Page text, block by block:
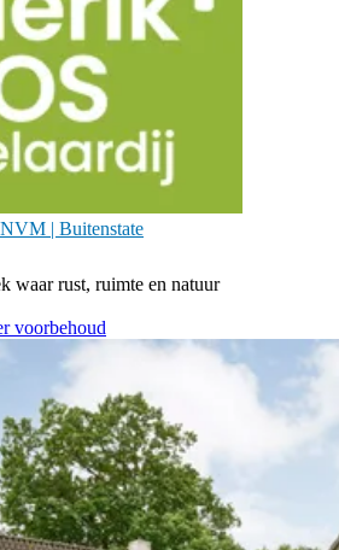
| Buitenstate
waar rust, ruimte en natuur
voorbehoud